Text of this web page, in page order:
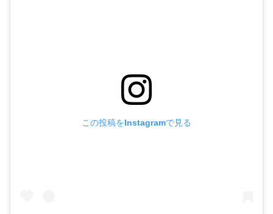
この投稿をInstagramで見る